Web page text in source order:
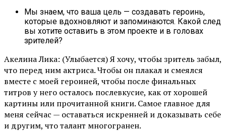
Мы знаем, что ваша цель — создавать героинь,
которые вдохновляют и запоминаются. Какой след
вы хотите оставить в этом проекте и в головах
зрителей?
Акелина Лика: (Улыбается) Я хочу, чтобы зритель забыл,
что перед ним актриса. Чтобы он плакал и смеялся
вместе с моей героиней, чтобы после финальных
титров у него осталось послевкусие, как от хорошей
картины или прочитанной книги. Самое главное для
меня сейчас — оставаться искренней и доказывать себе
и другим, что талант многогранен.